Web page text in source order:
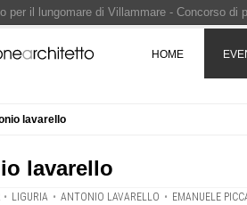
HOME
lavarello
lavarello
• LIGURIA • ANTONIO LAVARELLO • EMANUELE
per il lungomare di Villammare - Concorso
del Psc non decade se il cantiere
Zevi 2026: saggi storico-critici inediti